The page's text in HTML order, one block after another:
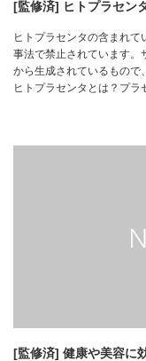
[監修済] ヒトプラセン
ヒトプラセンタの含まれ
事法で禁止されています。
から生成されているもので
ヒトプラセンタとは？プ
[監修済] 健康や美容に